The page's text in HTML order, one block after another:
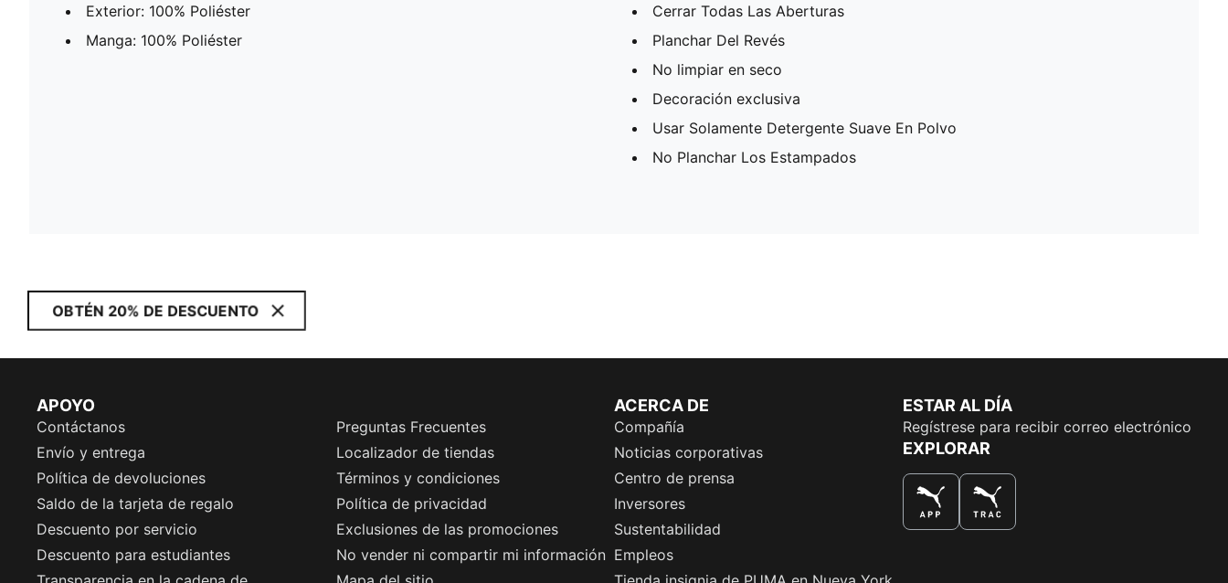
Exterior: 100% Poliéster
Manga: 100% Poliéster
Cerrar Todas Las Aberturas
Planchar Del Revés
No limpiar en seco
Decoración exclusiva
Usar Solamente Detergente Suave En Polvo
No Planchar Los Estampados
OBTÉN 20% DE DESCUENTO
APOYO
Contáctanos
Preguntas Frecuentes
Envío y entrega
Localizador de tiendas
Política de devoluciones
Términos y condiciones
Saldo de la tarjeta de regalo
Política de privacidad
Descuento por servicio
Exclusiones de las promociones
Descuento para estudiantes
No vender ni compartir mi información
ACERCA DE
Compañía
Noticias corporativas
Centro de prensa
Inversores
Sustentabilidad
Empleos
ESTAR AL DÍA
Regístrese para recibir correo electrónico
EXPLORAR